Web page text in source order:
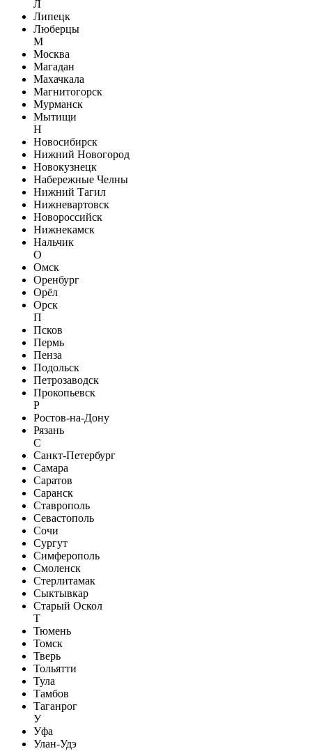
Л
Липецк
Люберцы
М
Москва
Магадан
Махачкала
Магнитогорск
Мурманск
Мытищи
Н
Новосибирск
Нижний Новогород
Новокузнецк
Набережные Челны
Нижний Тагил
Нижневартовск
Новороссийск
Нижнекамск
Нальчик
О
Омск
Оренбург
Орёл
Орск
П
Псков
Пермь
Пенза
Подольск
Петрозаводск
Прокопьевск
Р
Ростов-на-Дону
Рязань
С
Санкт-Петербург
Самара
Саратов
Саранск
Ставрополь
Севастополь
Сочи
Сургут
Симферополь
Смоленск
Стерлитамак
Сыктывкар
Старый Оскол
Т
Тюмень
Томск
Тверь
Тольятти
Тула
Тамбов
Таганрог
У
Уфа
Улан-Удэ